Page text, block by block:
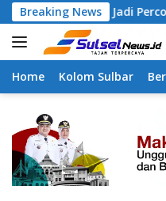
Skip
to
content
Breaking News
Jadi Percontohan
Home Kolom Sulbar